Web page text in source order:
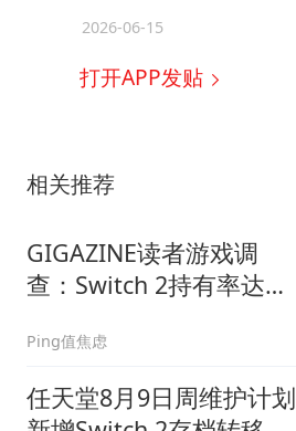
2026-06-15
打开APP发贴
相关推荐
GIGAZINE读者游戏调
查：Switch 2持有率达
是玩家
Ping值焦虑
任天堂8月9日周维护计划